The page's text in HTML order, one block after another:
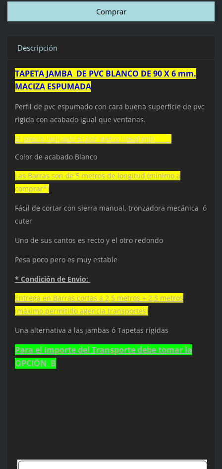
Descripción
TAPETA JAMBA DE PVC BLANCO DE 90 X 6 mm.
MACIZA ESPUMADA
Perfil de pvc espumado con cara buena superficie de pvc
rigida con acabado igual que ventanas.
El precio indicado es por metro lineal (ml)
Color de acabado Blanco
Las Barras son de 5 metros de longitud (mínimo a
comprar*)
Fácil de cortar con sierra manual, tronzadora mecánica ó
cuter
Uno de sus cantos es recto y el otro redondo
Pesa poco pero es muy estable
* Condición de Envio:
Entrega en Barras cortas a 2,5 metros + 2,5 metros
(máximo permitido agencia transportes)
Una alternativa a las jambas ó Tapetas rígidas
Para el importe del Transporte debe tomar la
OPCIÖN B